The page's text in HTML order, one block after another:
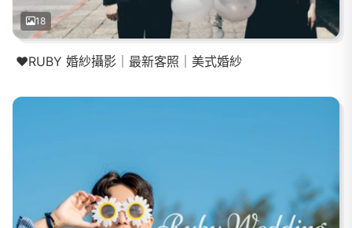
18
❤️RUBY 婚紗攝影｜最新客照｜美式婚紗